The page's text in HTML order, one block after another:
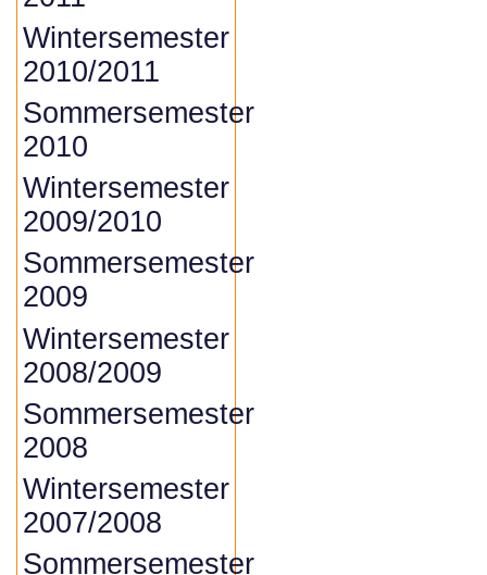
Wintersemester
2010/2011
Sommersemester
2010
Wintersemester
2009/2010
Sommersemester
2009
Wintersemester
2008/2009
Sommersemester
2008
Wintersemester
2007/2008
Sommersemester